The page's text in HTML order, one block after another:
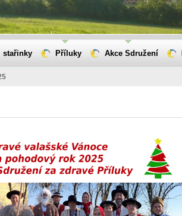
stařinky Příluky Akce Sdružení